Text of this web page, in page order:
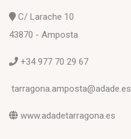
C/ Larache 10
43870 - Amposta
+34 977 70 29 67
tarragona.amposta@adade.es
www.adadetarragona.es